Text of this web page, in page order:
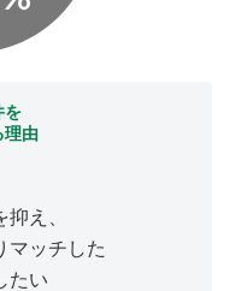
を
理由
え、
マッチした
たい